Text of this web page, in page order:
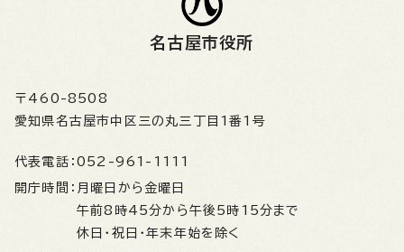
名古屋市役所
〒460-8508
愛知県名古屋市中区三の丸三丁目1番1号
代表電話： 052-961-1111
開庁時間： 月曜日から金曜日
午前8時45分から午後5時15分まで
休日・祝日・年末年始を除く